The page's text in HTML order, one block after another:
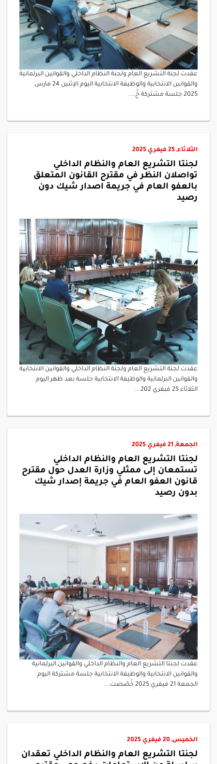
عقدت لجنة التشريع العام ولجنة النظام الداخلي والقوانين البرلمانية
والقوانين الانتخابية والوظيفة الانتخابية اليوم الإثنين 24 مارس
2025 جلسة مشتركة خُ...
الثلاثاء, 25 فيفري 2025
لجنتا التشريع العام والنظام الداخلي
تواصلان النظر في مقترح القانون المتعلق
بالعفو العام في جريمة اصدار شيك دون
رصيد
عقدت لجنة التشريع العام ولجنة النظام الداخلي والقوانين الانتخابية
والقوانين البرلمانية والوظيفة الانتخابية جلسة بعد ظهر اليوم
الثلاثاء 25 فيفري 202...
الجمعة, 21 فيفري 2025
لجنتا التشريع العام والنظام الداخلي
تستمعان إلى ممثلي وزارة العدل حول مقترح
قانون العفو العام في جريمة إصدار شيك
بدون رصيد
عقدت لجنتا التشريع العام والنظام الداخلي والقوانين البرلمانية
والقوانين الانتخابية والوظيفة الانتخابية جلسة مشتركة اليوم
الجمعة 21 فيفري 2025 خُصّصت...
الخميس, 20 فيفري 2025
لجنتا التشريع العام والنظام الداخلي تعقدان